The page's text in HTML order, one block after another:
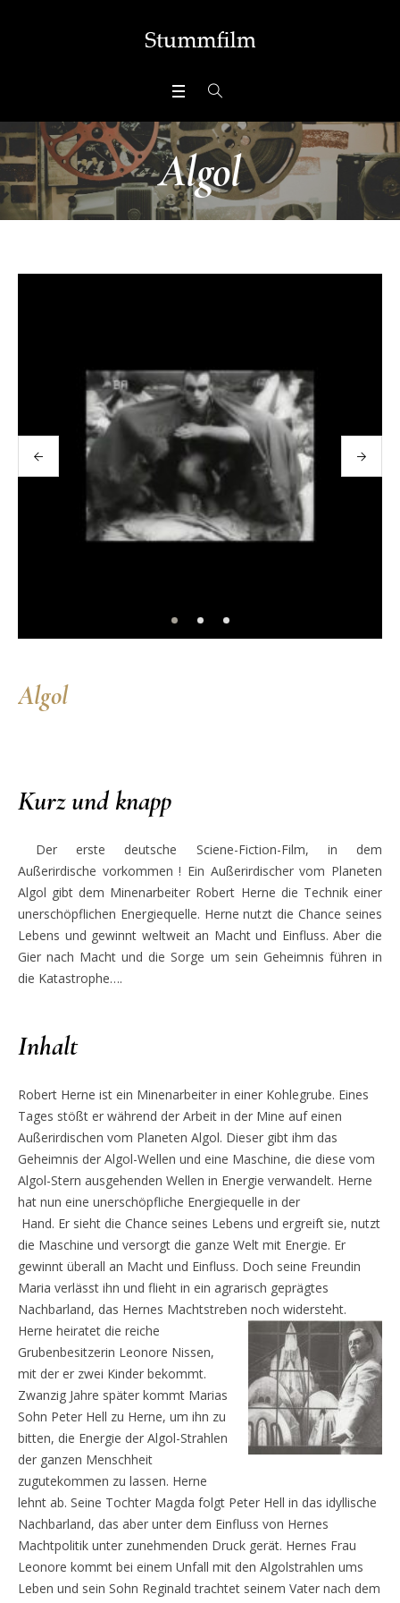
Algol
Algol
Kurz und knapp
Der erste deutsche Sciene-Fiction-Film, in dem
Außerirdische vorkommen ! Ein Außerirdischer vom Planeten
Algol gibt dem Minenarbeiter Robert Herne die Technik einer
unerschöpflichen Energiequelle. Herne nutzt die Chance seines
Lebens und gewinnt weltweit an Macht und Einfluss. Aber die
Gier nach Macht und die Sorge um sein Geheimnis führen in
die Katastrophe….
Inhalt
Robert Herne ist ein Minenarbeiter in einer Kohlegrube. Eines
Tages stößt er während der Arbeit in der Mine auf einen
Außerirdischen vom Planeten Algol. Dieser gibt ihm das
Geheimnis der Algol-Wellen und eine Maschine, die diese vom
Algol-Stern ausgehenden Wellen in Energie verwandelt. Herne
hat nun eine unerschöpfliche Energiequelle in der
Hand. Er sieht die Chance seines Lebens und ergreift sie, nutzt
die Maschine und versorgt die ganze Welt mit Energie. Er
gewinnt überall an Macht und Einfluss. Doch seine Freundin
Maria verlässt ihn und flieht in ein agrarisch geprägtes
Nachbarland, das Hernes Machtstreben noch widersteht.
Herne heiratet die reiche
Grubenbesitzerin Leonore Nissen,
mit der er zwei Kinder bekommt.
Zwanzig Jahre später kommt Marias
Sohn Peter Hell zu Herne, um ihn zu
bitten, die Energie der Algol-Strahlen
der ganzen Menschheit
zugutekommen zu lassen. Herne
lehnt ab. Seine Tochter Magda folgt Peter Hell in das idyllische
Nachbarland, das aber unter dem Einfluss von Hernes
Machtpolitik unter zunehmenden Druck gerät. Hernes Frau
Leonore kommt bei einem Unfall mit den Algolstrahlen ums
Leben und sein Sohn Reginald trachtet seinem Vater nach dem